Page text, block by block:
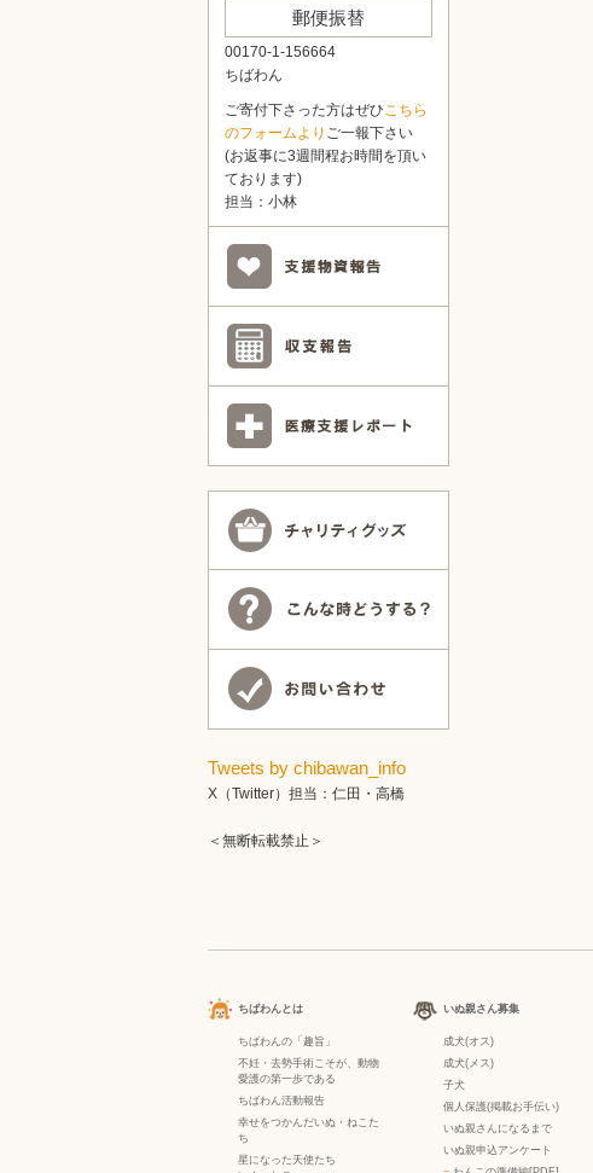
郵便振替
00170-1-156664
ちばわん
ご寄付下さった方はぜひこちら
のフォームより ご一報下さい
(お返事に3週間程お時間を頂い
ております)
担当：小林
Tweets by chibawan_info
X（Twitter）担当：仁田・高橋
＜無断転載禁止＞
ちばわんとは
ちばわんの「趣旨」
不妊・去勢手術こそが、動物
愛護の第一歩である
ちばわん活動報告
幸せをつかんだいぬ・ねこた
ち
星になった天使たち
いぬ親さん募集
成犬(オス)
成犬(メス)
子犬
個人保護(掲載お手伝い)
いぬ親さんになるまで
いぬ親申込アンケート